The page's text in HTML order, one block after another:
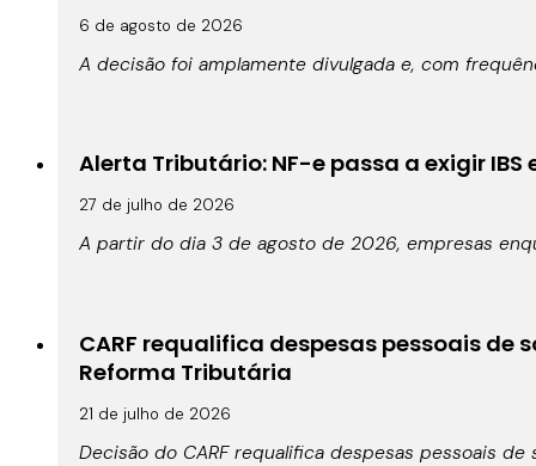
6 de agosto de 2026
A decisão foi amplamente divulgada e, com
Alerta Tributário: NF-e passa a exigir IBS
27 de julho de 2026
A partir do dia 3 de agosto de 2026, empresas
CARF requalifica despesas pessoais
Reforma Tributária
21 de julho de 2026
Decisão do CARF requalifica despesas pessoais